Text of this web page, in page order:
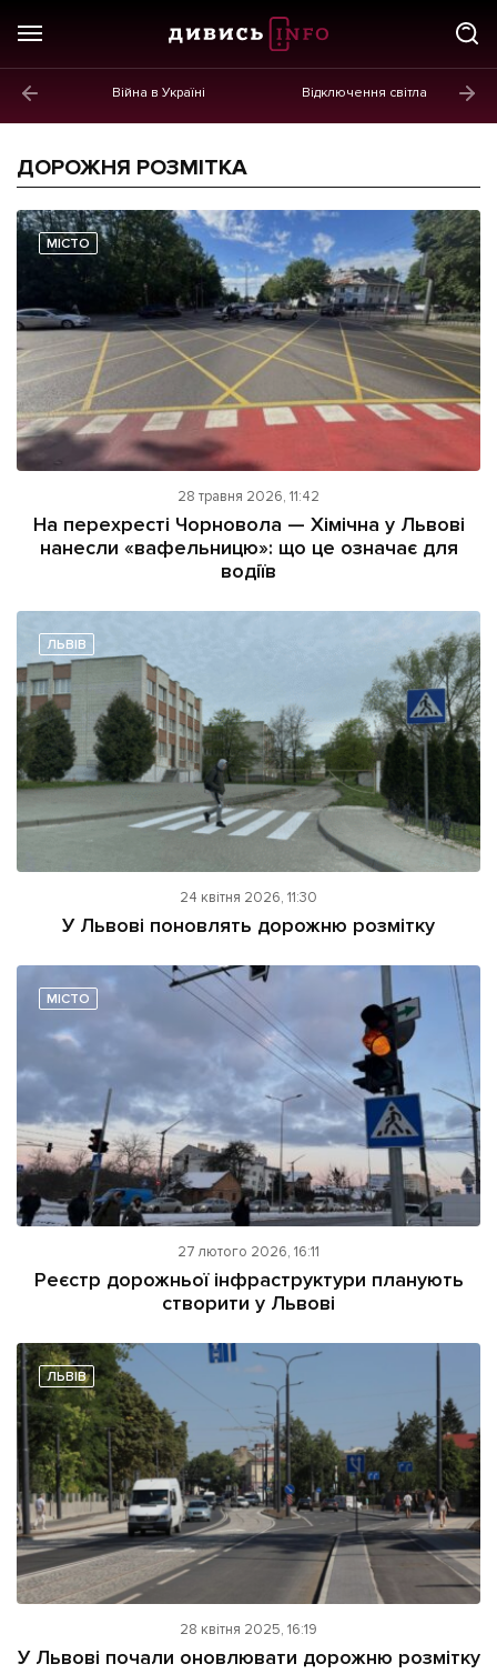
Війна в Україні Відключення світла
Новини
Політика
Економіка
Бізнес
Життя
Культура
Афіша
Інтерв'ю
Розслідування
Погляди
Ініціативи
Лонгріди
Прес-релізи
Фото/Відео
[email protected] Реклама на сайті
Політика конфіденційності
Наші соц мережі
Підтримати dyvys.info
ДОРОЖНЯ РОЗМІТКА
МІСТО
28 травня 2026, 11:42
На перехресті Чорновола — Хімічна у Львові
нанесли «вафельницю»: що це означає для
водіїв
ЛЬВІВ
24 квітня 2026, 11:30
У Львові поновлять дорожню розмітку
МІСТО
27 лютого 2026, 16:11
Реєстр дорожньої інфраструктури планують
створити у Львові
ЛЬВІВ
28 квітня 2025, 16:19
У Львові почали оновлювати дорожню розмітку